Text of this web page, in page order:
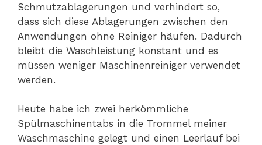
Schmutzablagerungen und verhindert so,
dass sich diese Ablagerungen zwischen den
Anwendungen ohne Reiniger häufen. Dadurch
bleibt die Waschleistung konstant und es
müssen weniger Maschinenreiniger verwendet
werden.
Heute habe ich zwei herkömmliche
Spülmaschinentabs in die Trommel meiner
Waschmaschine gelegt und einen Leerlauf bei